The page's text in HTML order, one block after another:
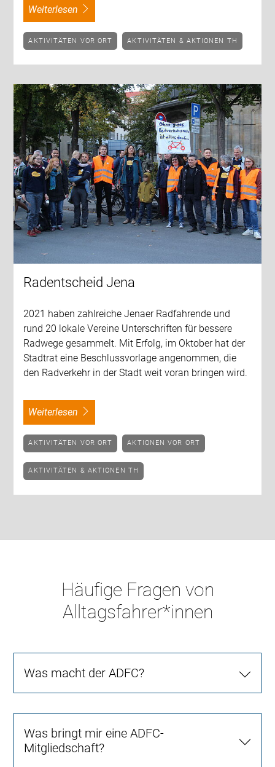
weiterlesen
AKTIVITÄTEN VOR ORT AKTIVITÄTEN & AKTIONEN TH
Radentscheid Jena
2021 haben zahlreiche Jenaer Radfahrende und
rund 20 lokale Vereine Unterschriften für bessere
Radwege gesammelt. Mit Erfolg, im Oktober hat der
Stadtrat eine Beschlussvorlage angenommen, die
den Radverkehr in der Stadt weit voran bringen wird.
weiterlesen
AKTIVITÄTEN VOR ORT AKTIONEN VOR ORT
AKTIVITÄTEN & AKTIONEN TH
Häufige Fragen von
Alltagsfahrer*innen
Was macht der ADFC?
Was bringt mir eine ADFC-
Mitgliedschaft?